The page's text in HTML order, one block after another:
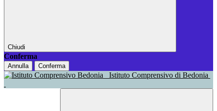
Chiudi
Conferma
Annulla Conferma
Istituto Comprensivo di Bedonia